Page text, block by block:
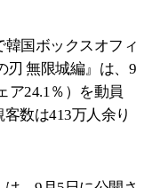
韓国ボックスオフィ
刃 無限城編』は、9
ア24.1％）を動員
数は413万人余り